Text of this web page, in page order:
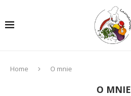
Home O mnie
O MNIE